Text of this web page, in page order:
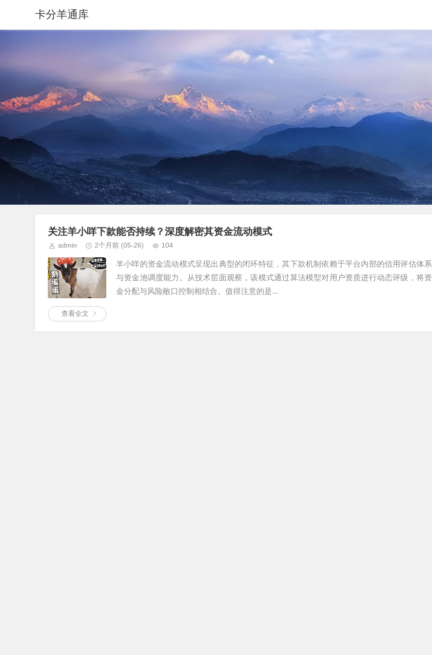
卡分羊通库
关注羊小咩下款能否持续？深度解密其资金流动模式
admin 2个月前 (05-26) 104
羊小咩的资金流动模式呈现出典型的闭环特征，其下款机制依赖于平台内部的信用评估体系
与资金池调度能力。从技术层面观察，该模式通过算法模型对用户资质进行动态评级，将资
金分配与风险敞口控制相结合。值得注意的是...
查看全文